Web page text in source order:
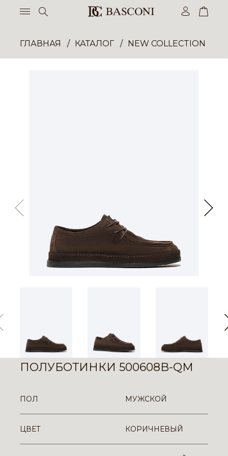
ГЛАВНАЯ КАТАЛОГ NEW COLLECTION
ПОЛУБОТИНКИ 500608B-QM
ПОЛ МУЖСКОЙ
ЦВЕТ КОРИЧНЕВЫЙ